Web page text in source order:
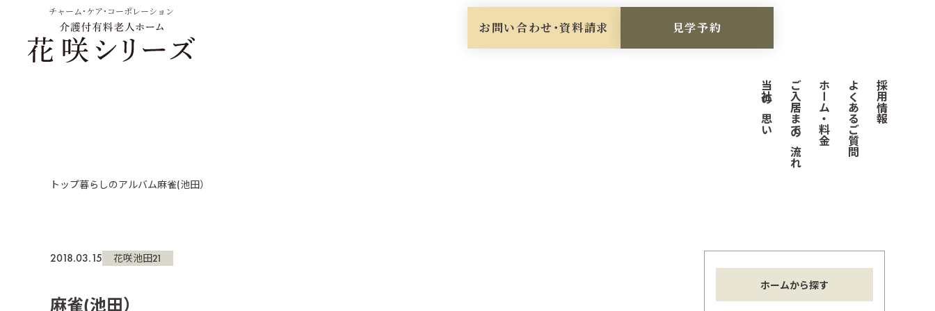
チャーム・ケア・コーポレーション
お問い合わせ・資料請求 見学予約
当社の思い ご入居までの流れ ホーム・料金 よくあるご質問 採用情報
トップ暮らしのアルバム麻雀(池田）
2018.03.15 花咲池田21
麻雀(池田）
ホームから探す